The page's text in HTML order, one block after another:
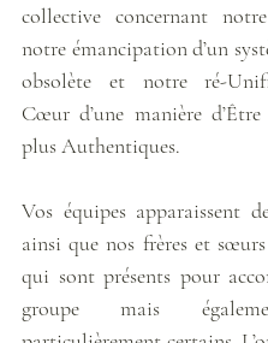
collective concernant
notre émancipation d’un
obsolète et notre ré-
Cœur d’une manière
plus Authentiques.
Vos équipes apparaissent
ainsi que nos frères et
qui sont présents pour
groupe mais